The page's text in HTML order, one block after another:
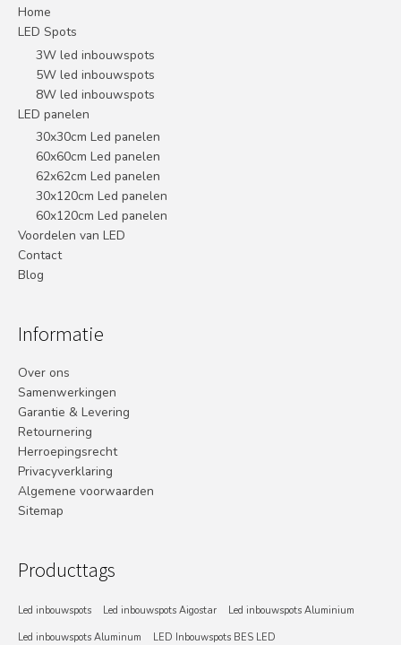
Home
LED Spots
3W led inbouwspots
5W led inbouwspots
8W led inbouwspots
LED panelen
30x30cm Led panelen
60x60cm Led panelen
62x62cm Led panelen
30x120cm Led panelen
60x120cm Led panelen
Voordelen van LED
Contact
Blog
Informatie
Over ons
Samenwerkingen
Garantie & Levering
Retournering
Herroepingsrecht
Privacyverklaring
Algemene voorwaarden
Sitemap
Producttags
Led inbouwspots Led inbouwspots Aigostar
Led inbouwspots Aluminium
Led inbouwspots Aluminum
LED Inbouwspots BES LED